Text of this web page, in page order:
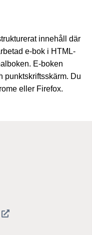
innehåll där
e-bok i HTML-
E-boken
punktskriftsskärm. Du
eller Firefox.
i nytt fönster